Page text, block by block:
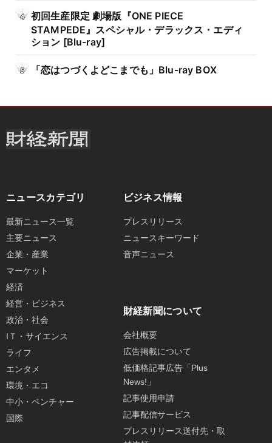
初回生産限定 劇場版『ONE PIECE
STAMPEDE』スペシャル・デラックス・エディ
ション [Blu-ray]
「恋はつづくよどこまでも」Blu-ray BOX
ニュースカテゴリ
最新ニュース一覧
主要ニュース
企業・産業
マーケット
経済
経営・ビジネス
政治・社会
IＴ・サイエンス
ライフ
エンタメ
環境・エコ
中小・ベンチャー
国際
ビジネス情報
プレスリリース
ニュースキーワード
音声ニュース
財経新聞について
会社概要
広告掲載について
低価格記事広告「Plus
News!」
記事使用申請
記事配信サービス
プレスリリース送付先・取